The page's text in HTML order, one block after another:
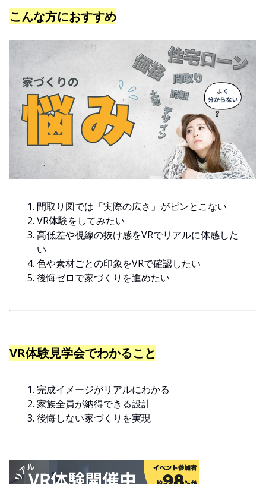
こんな方におすすめ
間取り図では「実際の広さ」がピンとこない
VR体験をしてみたい
高低差や視線の抜け感をVRでリアルに体感した
い
色や素材ごとの印象をVRで確認したい
後悔ゼロで家づくりを進めたい
VR体験見学会でわかること
完成イメージがリアルにわかる
家族全員が納得できる設計
後悔しない家づくりを実現